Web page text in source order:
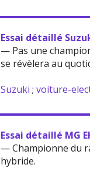
Essai détaillé
— Pas une
se révèlera au
Suzuki ;voiture-
Essai détaillé MG
— Championne du
hybride.